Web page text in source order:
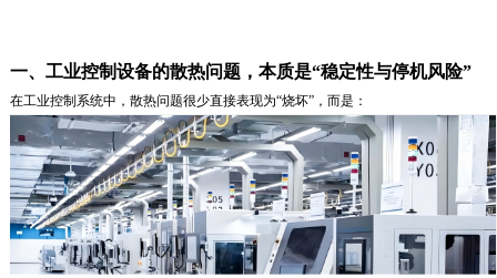
一、工业控制设备的散热问题，本质是“稳定性与停机风险”
在工业控制系统中，散热问题很少直接表现为“烧坏”，而是：